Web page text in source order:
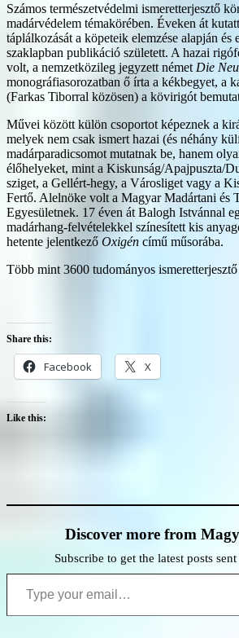
Számos természetvédelmi ismeretterjesztő
madárvédelem témakörében. Éveken át
táplálkozását a köpeteik elemzése alapján és
szaklapban publikáció született. A hazai
volt, a nemzetközileg jegyzett német Die
monográfiasorozatban ő írta a kékbegyet, a
(Farkas Tiborral közösen) a kövirigót
Művei között külön csoportot képeznek a
melyek nem csak ismert hazai (és néhány
madárparadicsomot mutatnak be, hanem
élőhelyeket, mint a Kiskunság/Apajpuszta/
sziget, a Gellért-hegy, a Városliget vagy a
Fertő. Alelnöke volt a Magyar Madártani és
Egyesületnek. 17 éven át Balogh Istvánnal
madárhang-felvételekkel színesített kis
hetente jelentkező Oxigén című műsorába.
Több mint 3600 tudományos
Share this:
Facebook X
Like this:
Discover more from
Subscribe to get the latest posts
Type your email…